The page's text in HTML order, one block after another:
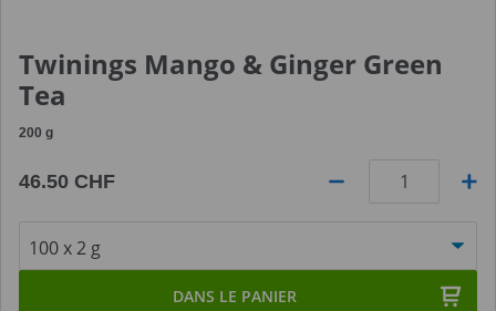
Twinings Mango & Ginger Green
Tea
200 g
46.50 CHF
DANS LE PANIER